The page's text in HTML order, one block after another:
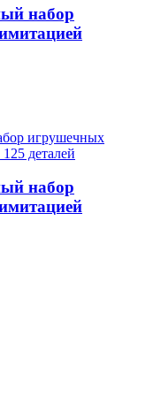
набор
набор